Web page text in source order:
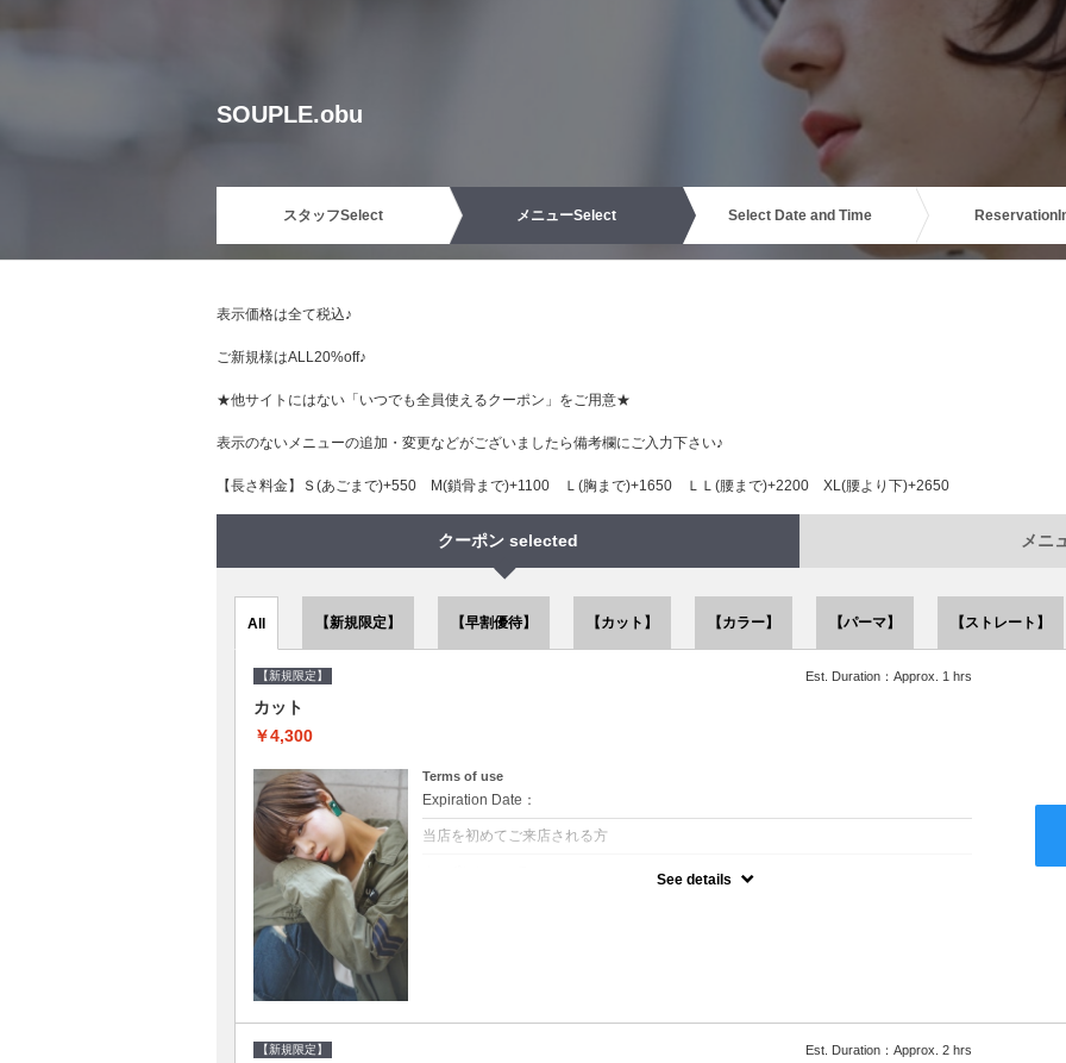
SOUPLE.obu
スタッフSelect メニューSelect Select Date and Time Reservation
表示価格は全て税込♪
ご新規様はALL20%off♪
★他サイトにはない「いつでも全員使えるクーポン」をご用意★
表示のないメニューの追加・変更などがございましたら備考欄にご入力下さい♪
【長さ料金】Ｓ(あごまで)+550 М(鎖骨まで)+1100 Ｌ(胸まで)+1650 ＬＬ(腰まで)+2200 XL(腰より下)+2650
クーポン selected メニ
All 【新規限定】 【早割優待】 【カット】 【カラー】 【パーマ】 【ストレート】
【新規限定】 Est. Duration：Approx. 1 hrs
カット
￥4,300
Terms of use
Expiration Date：
当店を初めてご来店される方
See details
【新規限定】 Est. Duration：Approx. 2 hrs